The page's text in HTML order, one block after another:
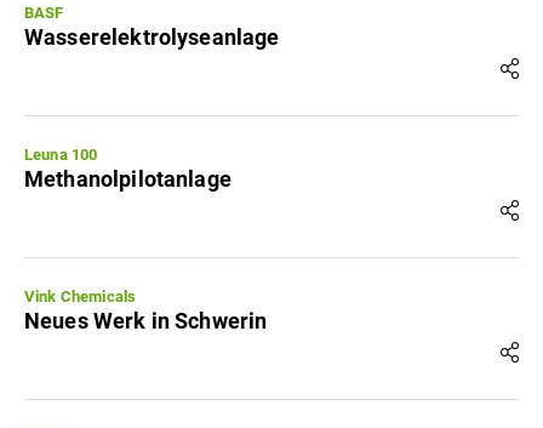
BASF
Wasserelektrolyseanlage
Leuna 100
Methanolpilotanlage
Vink Chemicals
Neues Werk in Schwerin